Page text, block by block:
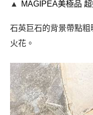
▲ MAGIPEA美極品
石英巨石的背景帶點
火花。